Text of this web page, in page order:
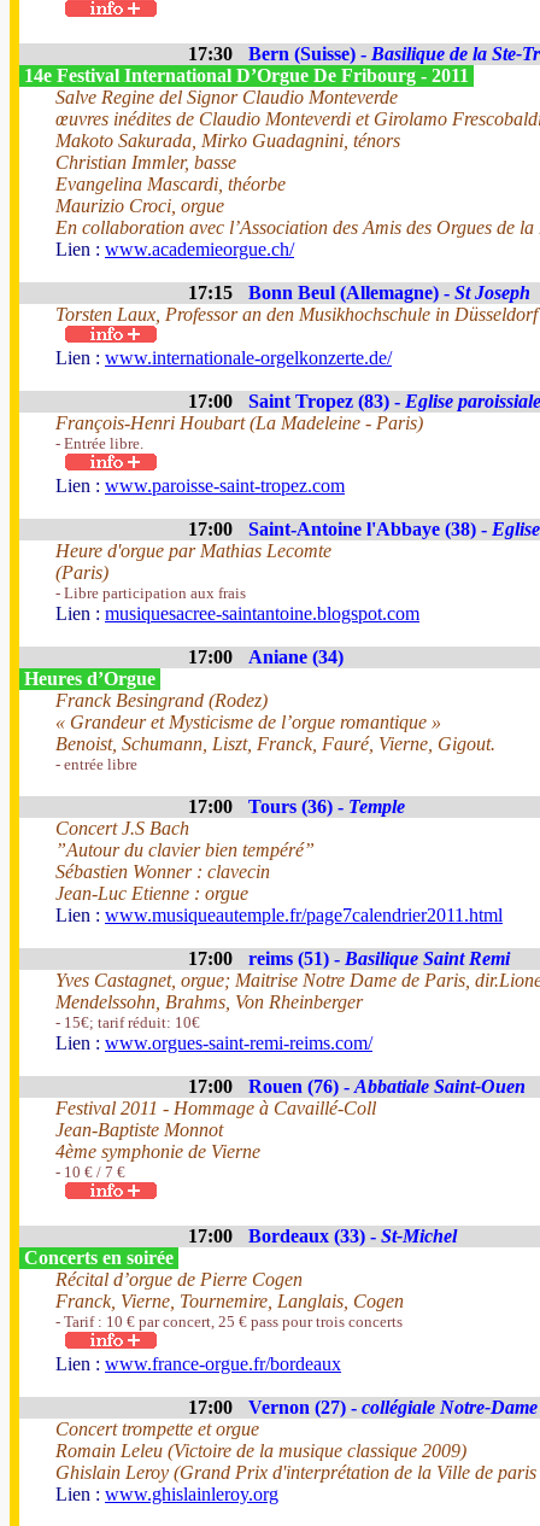
17:30 Bern (Suisse) - Basilique de la Ste-
14e Festival International D’Orgue De Fribourg - 2011
Salve Regine del Signor Claudio Monteverde
œuvres inédites de Claudio Monteverdi et Girolamo
Makoto Sakurada, Mirko Guadagnini, ténors
Christian Immler, basse
Evangelina Mascardi, théorbe
Maurizio Croci, orgue
En collaboration avec l’Association des Amis des Orgues de
Lien : www.academieorgue.ch/
17:15 Bonn Beul (Allemagne) - St Joseph
Torsten Laux, Professor an den Musikhochschule in Düsseldorf
Lien : www.internationale-orgelkonzerte.de/
17:00 Saint Tropez (83) - Eglise paroissiale
François-Henri Houbart (La Madeleine - Paris)
- Entrée libre.
Lien : www.paroisse-saint-tropez.com
17:00 Saint-Antoine l'Abbaye (38) -
Heure d'orgue par Mathias Lecomte
(Paris)
- Libre participation aux frais
Lien : musiquesacree-saintantoine.blogspot.com
17:00
Aniane (34)
Heures d’Orgue
Franck Besingrand (Rodez)
« Grandeur et Mysticisme de l’orgue romantique »
Benoist, Schumann, Liszt, Franck, Fauré, Vierne, Gigout.
- entrée libre
17:00 Tours (36) - Temple
Concert J.S Bach
”Autour du clavier bien tempéré”
Sébastien Wonner : clavecin
Jean-Luc Etienne : orgue
Lien : www.musiqueautemple.fr/page7calendrier2011.html
17:00 reims (51) - Basilique Saint Remi
Yves Castagnet, orgue; Maitrise Notre Dame de Paris,
Mendelssohn, Brahms, Von Rheinberger
- 15€; tarif réduit: 10€
Lien : www.orgues-saint-remi-reims.com/
17:00 Rouen (76) - Abbatiale Saint-Ouen
Festival 2011 - Hommage à Cavaillé-Coll
Jean-Baptiste Monnot
4ème symphonie de Vierne
- 10 € / 7 €
17:00 Bordeaux (33) - St-Michel
Concerts en soirée
Récital d’orgue de Pierre Cogen
Franck, Vierne, Tournemire, Langlais, Cogen
- Tarif : 10 € par concert, 25 € pass pour trois concerts
Lien : www.france-orgue.fr/bordeaux
17:00 Vernon (27) - collégiale Notre-Dame
Concert trompette et orgue
Romain Leleu (Victoire de la musique classique 2009)
Ghislain Leroy (Grand Prix d'interprétation de la Ville de paris
Lien : www.ghislainleroy.org